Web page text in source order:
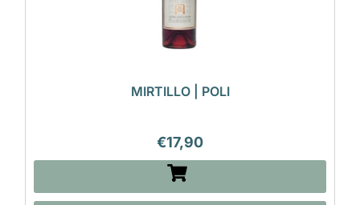
MIRTILLO | POLI
€17,90